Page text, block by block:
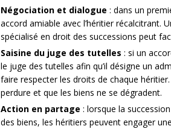
Négociation et dialogue : dans un
accord amiable avec l’héritier récalcitrant.
spécialisé en droit des successions peut
Saisine du juge des tutelles : si un
le juge des tutelles afin qu’il désigne un
faire respecter les droits de chaque
perdure et que les biens ne se dégradent.
Action en partage : lorsque la
des biens, les héritiers peuvent engager